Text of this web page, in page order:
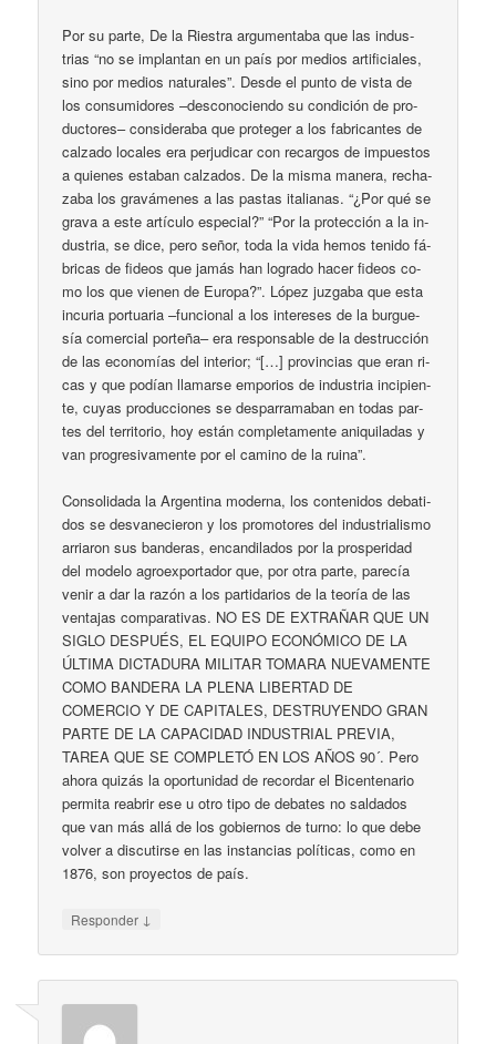
Por su par­te, De la Ries­tra ar­gu­men­ta­ba que las in­dus­
trias “no se im­plan­tan en un país por me­dios ar­ti­fi­cia­les,
si­no por me­dios na­tu­ra­les”. Des­de el pun­to de vis­ta de
los con­su­mi­do­res –des­co­no­cien­do su con­di­ción de pro­
duc­to­res– con­si­de­ra­ba que pro­te­ger a los fa­bri­can­tes de
cal­za­do lo­ca­les era per­ju­di­car con re­car­gos de im­pues­tos
a quie­nes es­ta­ban cal­za­dos. De la mis­ma ma­ne­ra, re­cha­
za­ba los gra­vá­me­nes a las pas­tas ita­lia­nas. “¿Por qué se
gra­va a es­te ar­tí­cu­lo es­pe­cial?” “Por la pro­tec­ción a la in­
dus­tria, se di­ce, pe­ro se­ñor, to­da la vi­da he­mos te­ni­do fá­
bri­cas de fi­deos que ja­más han lo­gra­do ha­cer fi­deos co­
mo los que vie­nen de Eu­ro­pa?”. Ló­pez juz­ga­ba que es­ta
in­cu­ria por­tua­ria –fun­cio­nal a los in­te­re­ses de la bur­gue­
sía co­mer­cial por­te­ña– era res­pon­sa­ble de la des­truc­ción
de las eco­no­mías del in­te­rior; “[…] pro­vin­cias que eran ri­
cas y que po­dían lla­mar­se em­po­rios de in­dus­tria in­ci­pien­
te, cu­yas pro­duc­cio­nes se des­pa­rra­ma­ban en to­das par­
tes del te­rri­to­rio, hoy es­tán com­ple­ta­men­te ani­qui­la­das y
van pro­gre­si­va­men­te por el ca­mi­no de la rui­na”.
Con­so­li­da­da la Ar­gen­ti­na mo­der­na, los con­te­ni­dos de­ba­ti­
dos se des­va­ne­cie­ron y los pro­mo­to­res del in­dus­tria­lis­mo
arria­ron sus ban­de­ras, en­can­di­la­dos por la pros­pe­ri­dad
del mo­de­lo agroex­por­ta­dor que, por otra par­te, pa­re­cía
ve­nir a dar la ra­zón a los par­ti­da­rios de la teo­ría de las
ven­ta­jas com­pa­ra­ti­vas. NO ES DE EXTRAÑAR QUE UN
SIGLO DESPUÉS, EL EQUIPO ECONÓMICO DE LA
ÚLTIMA DICTADURA MILITAR TOMARA NUEVAMENTE
COMO BANDERA LA PLENA LIBERTAD DE
COMERCIO Y DE CAPITALES, DESTRUYENDO GRAN
PARTE DE LA CAPACIDAD INDUSTRIAL PREVIA,
TAREA QUE SE COMPLETÓ EN LOS AÑOS 90´. Pe­ro
aho­ra qui­zás la opor­tu­ni­dad de re­cor­dar el Bi­cen­te­na­rio
per­mi­ta rea­brir ese u otro ti­po de de­ba­tes no sal­da­dos
que van más allá de los go­bier­nos de tur­no: lo que de­be
vol­ver a dis­cu­tir­se en las ins­tan­cias po­lí­ti­cas, co­mo en
1876, son pro­yec­tos de país.
Responder ↓